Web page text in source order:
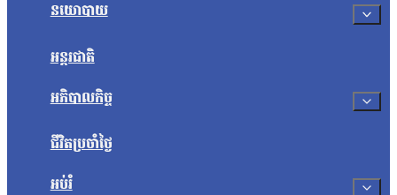
នយោបាយ
អន្តរជាតិ
អភិបាលកិច្ច
ជីវិតប្រចាំថ្ងៃ
អប់រំ